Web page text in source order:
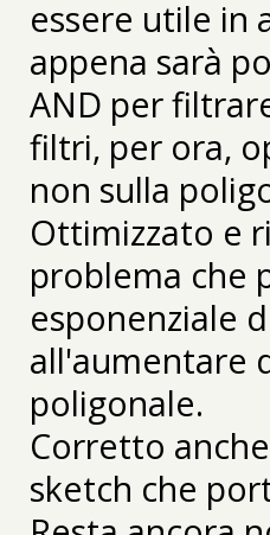
essere utile in
appena sarà
AND per
filtri, per ora,
non sulla
Ottimizzato e
problema che
esponenziale
all'aumentare
poligonale.
Corretto
sketch che